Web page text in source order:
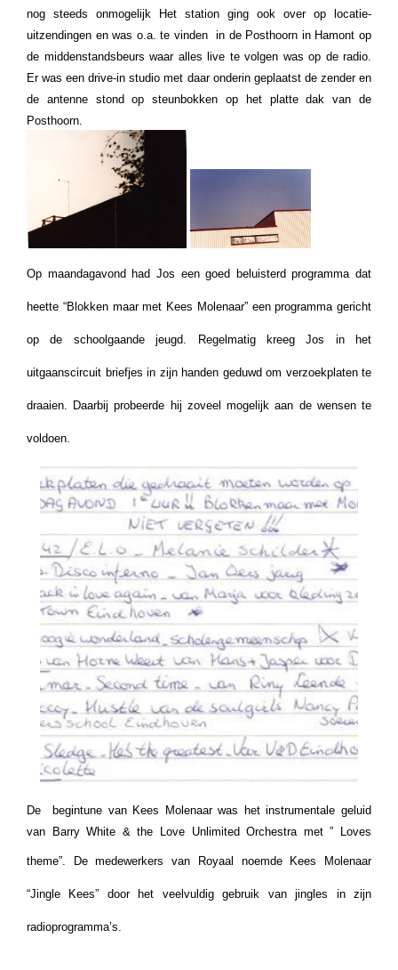
nog steeds onmogelijk Het station ging ook over op locatie-
uitzendingen en was o.a. te vinden in de Posthoorn in Hamont op
de middenstandsbeurs waar alles live te volgen was op de radio.
Er was een drive-in studio met daar onderin geplaatst de zender en
de antenne stond op steunbokken op het platte dak van de
Posthoorn.
Op maandagavond had Jos een goed beluisterd programma dat
heette “Blokken maar met Kees Molenaar” een programma gericht
op de schoolgaande jeugd. Regelmatig kreeg Jos in het
uitgaanscircuit briefjes in zijn handen geduwd om verzoekplaten te
draaien. Daarbij probeerde hij zoveel mogelijk aan de wensen te
voldoen.
De begintune van Kees Molenaar was het instrumentale geluid
van Barry White & the Love Unlimited Orchestra met ” Loves
theme”. De medewerkers van Royaal noemde Kees Molenaar
“Jingle Kees” door het veelvuldig gebruik van jingles in zijn
radioprogramma’s.